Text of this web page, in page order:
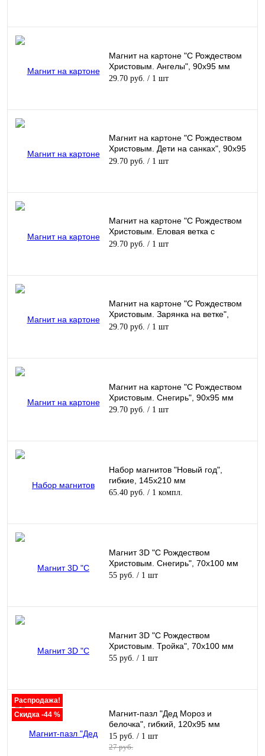
Магнит на картоне "С Рождеством
Христовым. Ангелы", 90х95 мм
29.70 руб. / 1 шт
Магнит на картоне "С Рождеством
Христовым. Дети на санках", 90х95
мм
29.70 руб. / 1 шт
Магнит на картоне "С Рождеством
Христовым. Еловая ветка с
украшениями", 90х95 мм
29.70 руб. / 1 шт
Магнит на картоне "С Рождеством
Христовым. Зарянка на ветке",
90х95 мм
29.70 руб. / 1 шт
Магнит на картоне "С Рождеством
Христовым. Снегирь", 90х95 мм
29.70 руб. / 1 шт
Набор магнитов "Новый год",
гибкие, 145х210 мм
65.40 руб. / 1 компл.
Магнит 3D "С Рождеством
Христовым. Снегирь", 70х100 мм
55 руб. / 1 шт
Магнит 3D "С Рождеством
Христовым. Тройка", 70х100 мм
55 руб. / 1 шт
Распродажа!
Скидка -44 %
Магнит-пазл "Дед Мороз и
белочка", гибкий, 120х95 мм
15 руб. / 1 шт
27 руб.